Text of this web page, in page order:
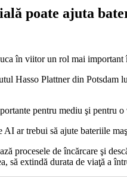
poate ajuta
în viitor un rol mai important
Hasso Plattner din Potsdam
pentru mediu şi pentru
AI ar trebui să ajute bateriile
procesele de încărcare şi
să extindă durata de viaţă a